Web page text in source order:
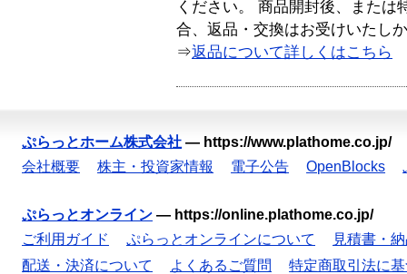
ください。 商品開封後、または
合、返品・交換はお受けいたし
⇒返品について詳しくはこちら
ぷらっとホーム株式会社 — https://www.plathome.co.jp/
会社概要
株主・投資家情報 電子公告 OpenBlocks
ぷらっとオンライン — https://online.plathome.co.jp/
ご利用ガイド
ぷらっとオンラインについて
見積書・
配送・決済について
よくあるご質問
特定商取引法に